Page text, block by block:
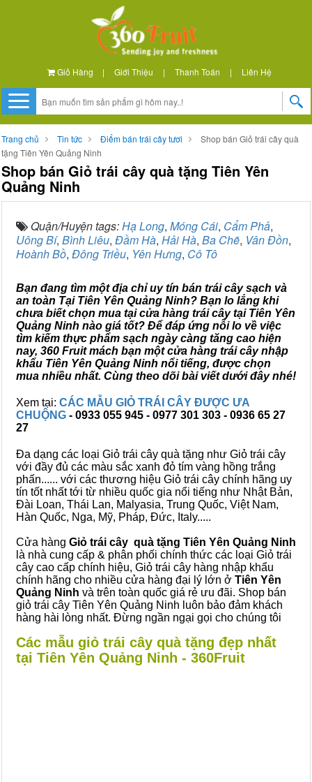
Giỏ Hàng | Giới Thiệu | Thanh Toán | Liên Hệ
Trang chủ Tin tức Điểm bán trái cây tươi
Shop bán Giỏ trái cây quà
tặng Tiên Yên Quảng Ninh
Shop bán Giỏ trái cây quà tặng Tiên Yên
Quảng Ninh
Quận/Huyện tags:Hạ Long, Móng Cái, Cẩm Phả,
Uông Bí, Bình Liêu, Đầm Hà, Hải Hà, Ba Chẽ, Vân Đồn,
Hoành Bồ, Đông Triều, Yên Hưng, Cô Tô
Bạn đang tìm một địa chỉ uy tín bán trái cây sạch và
an toàn Tại Tiên Yên Quảng Ninh? Bạn lo lắng khi
chưa biết chọn mua tại cửa hàng trái cây tại Tiên Yên
Quảng Ninh nào giá tốt? Để đáp ứng nỗi lo về việc
tìm kiếm thực phẩm sạch ngày càng tăng cao hiện
nay, 360 Fruit mách bạn một cửa hàng trái cây nhập
khẩu Tiên Yên Quảng Ninh nổi tiếng, được chọn
mua nhiều nhất. Cùng theo dõi bài viết dưới đây nhé!
Xem tại: CÁC MẪU GIỎ TRÁI CÂY ĐƯỢC ƯA
CHUỘNG - 0933 055 945 - 0977 301 303 - 0936 65 27
27
Đa dạng các loại Giỏ trái cây quà tặng như Giỏ trái cây
với đầy đủ các màu sắc xanh đỏ tím vàng hồng trắng
phấn...... với các thương hiệu Giỏ trái cây chính hãng uy
tín tốt nhất tới từ nhiều quốc gia nổi tiếng như Nhật Bản,
Đài Loan, Thái Lan, Malyasia, Trung Quốc, Việt Nam,
Hàn Quốc, Nga, Mỹ, Pháp, Đức, Italy.....
Cửa hàng Giỏ trái cây quà tặng Tiên Yên Quảng Ninh
là nhà cung cấp & phân phối chính thức các loại Giỏ trái
cây cao cấp chính hiệu, Giỏ trái cây hàng nhập khẩu
chính hãng cho nhiều cửa hàng đại lý lớn ở Tiên Yên
Quảng Ninh và trên toàn quốc giá rẻ ưu đãi. Shop bán
giỏ trái cây Tiên Yên Quảng Ninh luôn bảo đảm khách
hàng hài lòng nhất. Đừng ngần ngại gọi cho chúng tôi
Các mẫu giỏ trái cây quà tặng đẹp nhất
tại Tiên Yên Quảng Ninh - 360Fruit